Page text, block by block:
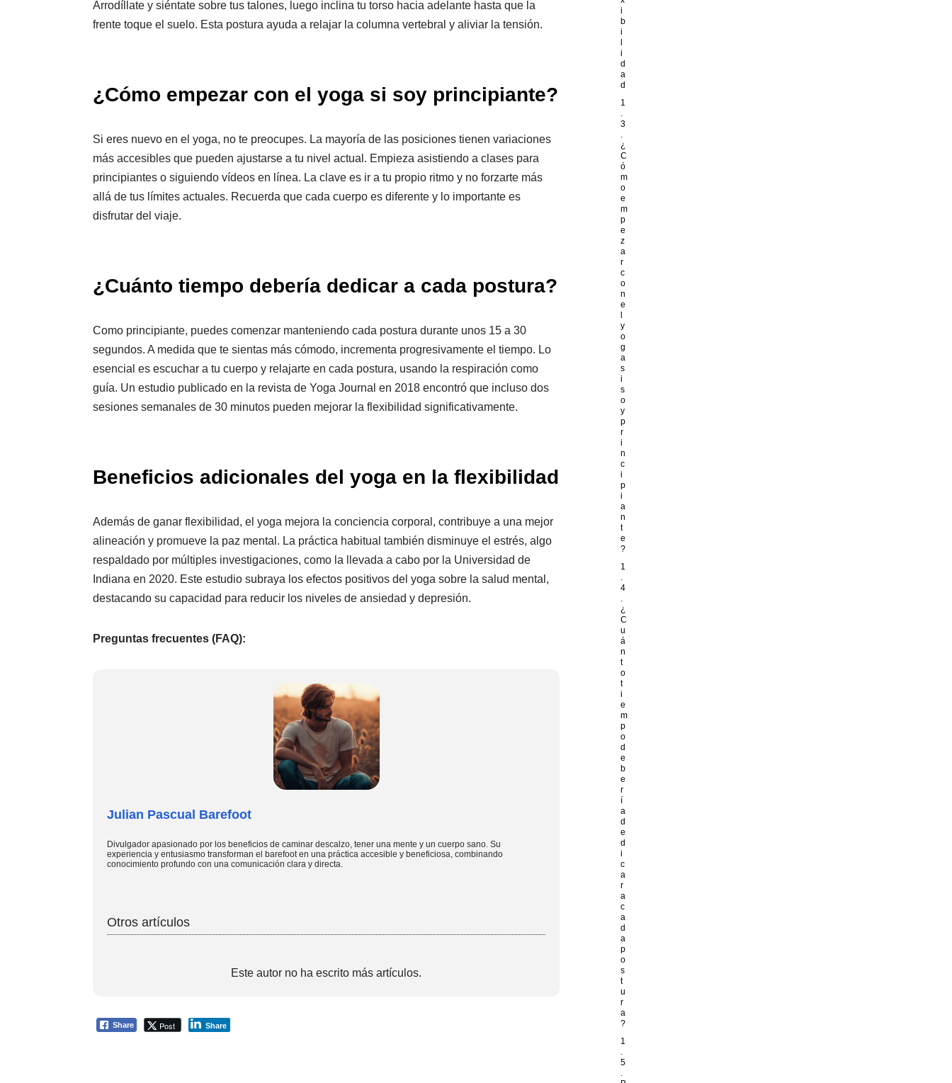
Arrodíllate y siéntate sobre tus talones, luego inclina tu torso hacia adelante hasta que la
frente toque el suelo. Esta postura ayuda a relajar la columna vertebral y aliviar la tensión.
¿Cómo empezar con el yoga si soy principiante?
Si eres nuevo en el yoga, no te preocupes. La mayoría de las posiciones tienen variaciones
más accesibles que pueden ajustarse a tu nivel actual. Empieza asistiendo a clases para
principiantes o siguiendo vídeos en línea. La clave es ir a tu propio ritmo y no forzarte más
allá de tus límites actuales. Recuerda que cada cuerpo es diferente y lo importante es
disfrutar del viaje.
¿Cuánto tiempo debería dedicar a cada postura?
Como principiante, puedes comenzar manteniendo cada postura durante unos 15 a 30
segundos. A medida que te sientas más cómodo, incrementa progresivamente el tiempo. Lo
esencial es escuchar a tu cuerpo y relajarte en cada postura, usando la respiración como
guía. Un estudio publicado en la revista de Yoga Journal en 2018 encontró que incluso dos
sesiones semanales de 30 minutos pueden mejorar la flexibilidad significativamente.
Beneficios adicionales del yoga en la flexibilidad
Además de ganar flexibilidad, el yoga mejora la conciencia corporal, contribuye a una mejor
alineación y promueve la paz mental. La práctica habitual también disminuye el estrés, algo
respaldado por múltiples investigaciones, como la llevada a cabo por la Universidad de
Indiana en 2020. Este estudio subraya los efectos positivos del yoga sobre la salud mental,
destacando su capacidad para reducir los niveles de ansiedad y depresión.
Preguntas frecuentes (FAQ):
Julian Pascual Barefoot
Divulgador apasionado por los beneficios de caminar descalzo, tener una mente y un cuerpo sano. Su
experiencia y entusiasmo transforman el barefoot en una práctica accesible y beneficiosa, combinando
conocimiento profundo con una comunicación clara y directa.
Otros artículos
Este autor no ha escrito más artículos.
Share Post Share
i
b
i
i
d
a
d
1
.
3
.
¿
C
ó
m
o
e
m
p
e
z
a
r
c
o
n
e
y
o
g
a
s
i
s
o
y
p
r
i
n
c
i
p
i
a
n
t
e
?
1
.
4
.
¿
C
u
á
n
t
o
t
i
e
m
p
o
d
e
b
e
r
í
a
d
e
d
i
c
a
r
a
c
a
d
a
p
o
s
t
u
r
a
?
1
.
5
.